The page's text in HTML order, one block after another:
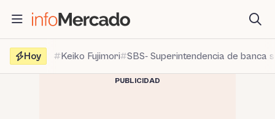
contenido
Hoy
Keiko Fujimori SBS- Superintendencia de banca
PUBLICIDAD